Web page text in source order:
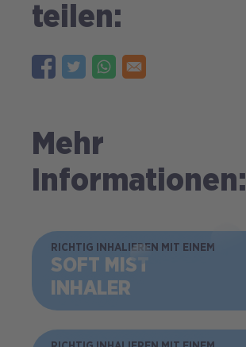
teilen:
Mehr
Informationen:
BILD
RICHTIG INHALIEREN MIT EINEM
SOFT MIST
INHALER